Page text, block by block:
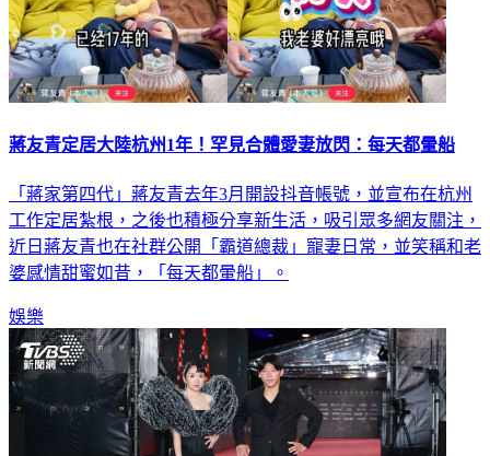
蔣友青定居大陸杭州1年！罕見合體愛妻放閃：每天都暈船
「蔣家第四代」蔣友青去年3月開設抖音帳號，並宣布在杭州
工作定居紮根，之後也積極分享新生活，吸引眾多網友關注，
近日蔣友青也在社群公開「霸道總裁」寵妻日常，並笑稱和老
婆感情甜蜜如昔，「每天都暈船」。
娛樂